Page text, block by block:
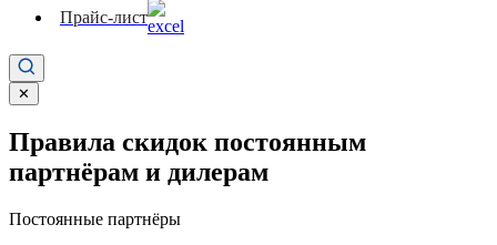
Прайс-лист
✕
Правила скидок постоянным
партнёрам и дилерам
Постоянные партнёры